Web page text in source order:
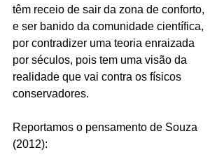
têm receio de sair da zona de conforto,
e ser banido da comunidade científica,
por contradizer uma teoria enraizada
por séculos, pois tem uma visão da
realidade que vai contra os físicos
conservadores.
Reportamos o pensamento de Souza
(2012):